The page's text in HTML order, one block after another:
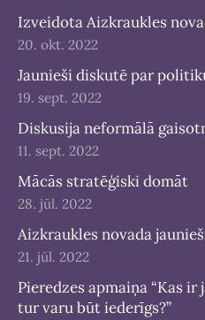
Izveidota Aizkraukles
20. okt. 2022
Jaunieši diskutē par
19. sept. 2022
Diskusija neformālā
11. sept. 2022
Mācās stratēģiski domāt
28. jūl. 2022
Aizkraukles novada
21. jūl. 2022
Pieredzes apmaiņa “Kas ir
tur varu būt iederīgs?”